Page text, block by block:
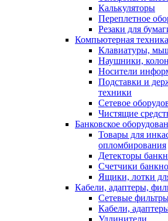
Калькуляторы
Переплетное
Резаки для
Компьютерная
Клавиатуры,
Наушники,
Носители
Подставки и
техники
Сетевое
Чистящие
Банковское
Товары для
опломбирования
Детекторы
Счетчики
Ящики, лотки
Кабели, адаптеры,
Сетевые
Кабели,